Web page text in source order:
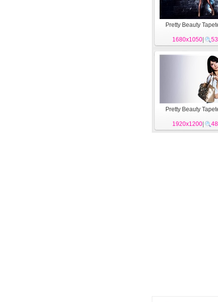
Pretty Beauty
1680x1050
Pretty Beauty
1920x1200